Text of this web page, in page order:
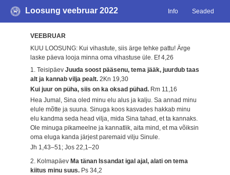
Loosung veebruar 2022 Info Seaded
VEEBRUAR
KUU LOOSUNG: Kui vihastute, siis ärge tehke pattu! Ärge
laske päeva looja minna oma vihastuse üle. Ef 4,26
1. TeisipäevJuuda soost pääsenu, tema jääk, juurdub taas
alt ja kannab vilja pealt.2Kn 19,30
Kui juur on püha, siis on ka oksad pühad. Rm 11,16
Hea Jumal, Sina oled minu elu alus ja kalju. Sa annad minu
elule mõtte ja suuna. Sinuga koos kasvades hakkab minu
elu kandma seda head vilja, mida Sina tahad, et ta kannaks.
Ole minuga pikameelne ja kannatlik, aita mind, et ma võiksin
oma eluga kanda järjest paremaid vilju Sinule.
Jh 1,43–51; Jos 22,1–20
2. KolmapäevMa tänan Issandat igal ajal, alati on tema
kiitus minu suus. Ps 34,2